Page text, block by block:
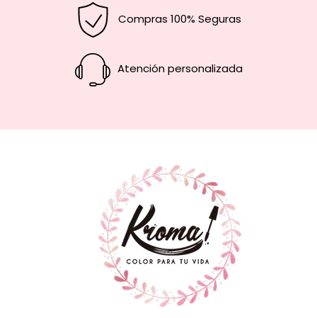
Compras 100% Seguras
Atención personalizada